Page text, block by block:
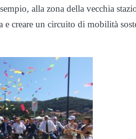
alla zona della vecchia
creare un circuito di mobilità